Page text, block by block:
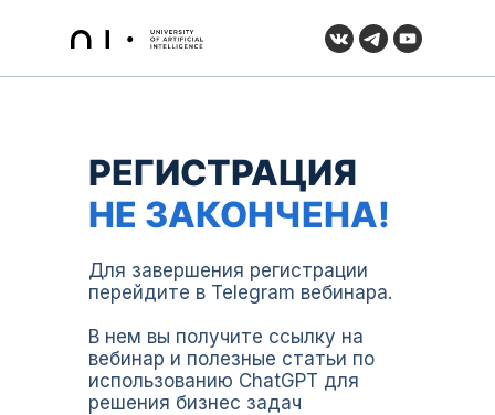
РЕГИСТРАЦИЯ
НЕ ЗАКОНЧЕНА!
Для завершения регистрации
перейдите в Telegram вебинара.
В нем вы получите ссылку на
вебинар и полезные статьи по
использованию ChatGPT для
решения бизнес задач